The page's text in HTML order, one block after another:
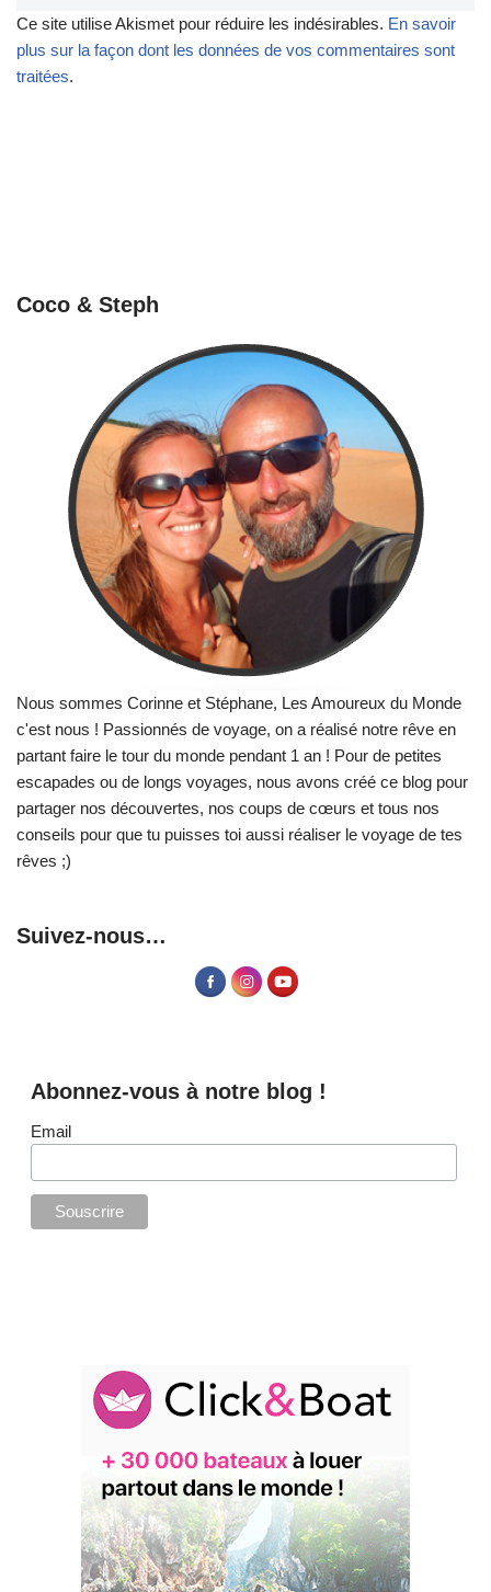
Ce site utilise Akismet pour réduire les indésirables. En savoir
plus sur la façon dont les données de vos commentaires sont
traitées.
Coco & Steph
Nous sommes Corinne et Stéphane, Les Amoureux du Monde
c'est nous ! Passionnés de voyage, on a réalisé notre rêve en
partant faire le tour du monde pendant 1 an ! Pour de petites
escapades ou de longs voyages, nous avons créé ce blog pour
partager nos découvertes, nos coups de cœurs et tous nos
conseils pour que tu puisses toi aussi réaliser le voyage de tes
rêves ;)
Suivez-nous…
Abonnez-vous à notre blog !
Email